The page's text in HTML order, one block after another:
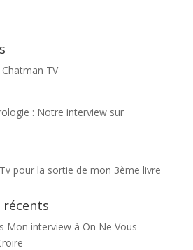
TV
: Notre interview sur
pour la sortie de mon 3ème livre
récents
Mon interview à On Ne Vous